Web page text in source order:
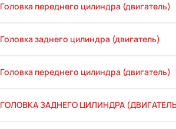
Головка переднего цилиндра (двигатель)
Головка заднего цилиндра (двигатель)
Головка переднего цилиндра (двигатель)
ГОЛОВКА ЗАДНЕГО ЦИЛИНДРА